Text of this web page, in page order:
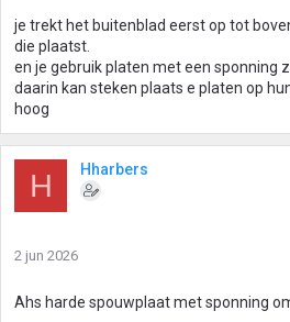
je trekt het buitenblad eerst op tot
die plaatst.
en je gebruik platen met een sponning
daarin kan steken plaats e platen op
hoog
H Hharbers
2 jun 2026
Ahs harde spouwplaat met sponning